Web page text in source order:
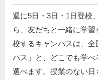
週に5日・3日・1日登校
ら、友だちと一緒に学
校するキャンパスは、
パス」と、どこでも学
選べます。授業のない